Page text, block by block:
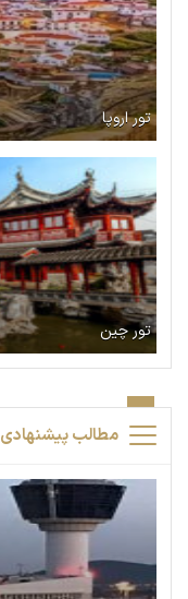
تور اروپا
تور چین
مطالب پیشنهادی